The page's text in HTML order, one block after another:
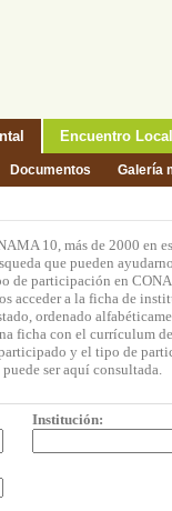
Encuentro Local
Documentos Galería
10, más de 2000 en
que pueden
de participación en
acceder a la ficha de
ordenado
ficha con el currículum
y el tipo de
ser aquí consultada.
Institución: